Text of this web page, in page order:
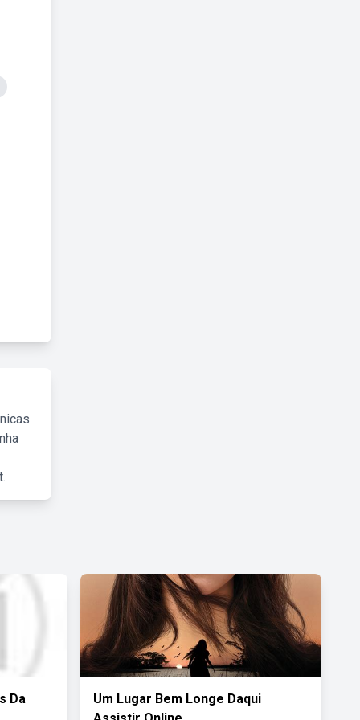
Da
Um Lugar Bem Longe Daqui